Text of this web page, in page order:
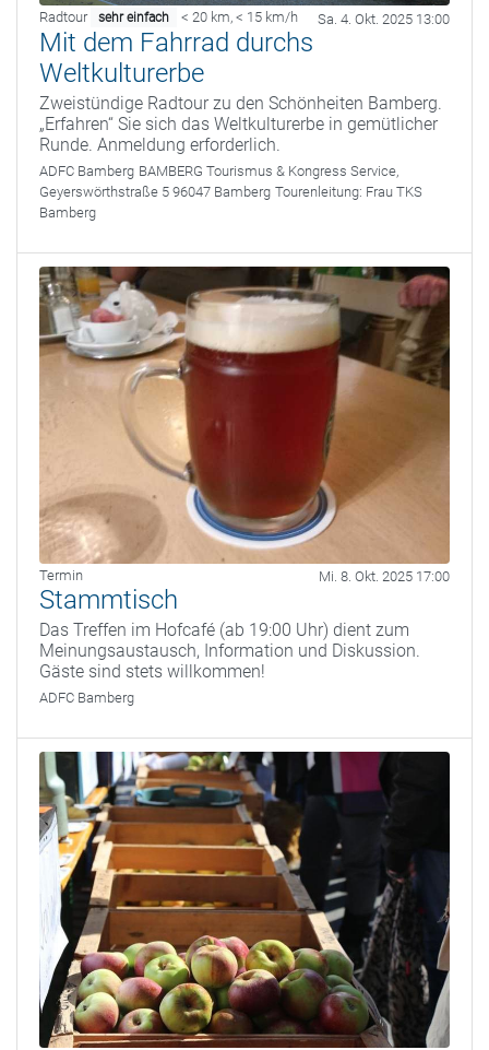
Radtour sehr einfach < 20 km, < 15 km/h Sa. 4. Okt. 2025 13:00
Mit dem Fahrrad durchs
Weltkulturerbe
Zweistündige Radtour zu den Schönheiten Bamberg.
„Erfahren“ Sie sich das Weltkulturerbe in gemütlicher
Runde. Anmeldung erforderlich.
ADFC Bamberg BAMBERG Tourismus & Kongress Service,
Geyerswörthstraße 5 96047 Bamberg Tourenleitung: Frau TKS
Bamberg
Termin Mi. 8. Okt. 2025 17:00
Stammtisch
Das Treffen im Hofcafé (ab 19:00 Uhr) dient zum
Meinungsaustausch, Information und Diskussion.
Gäste sind stets willkommen!
ADFC Bamberg